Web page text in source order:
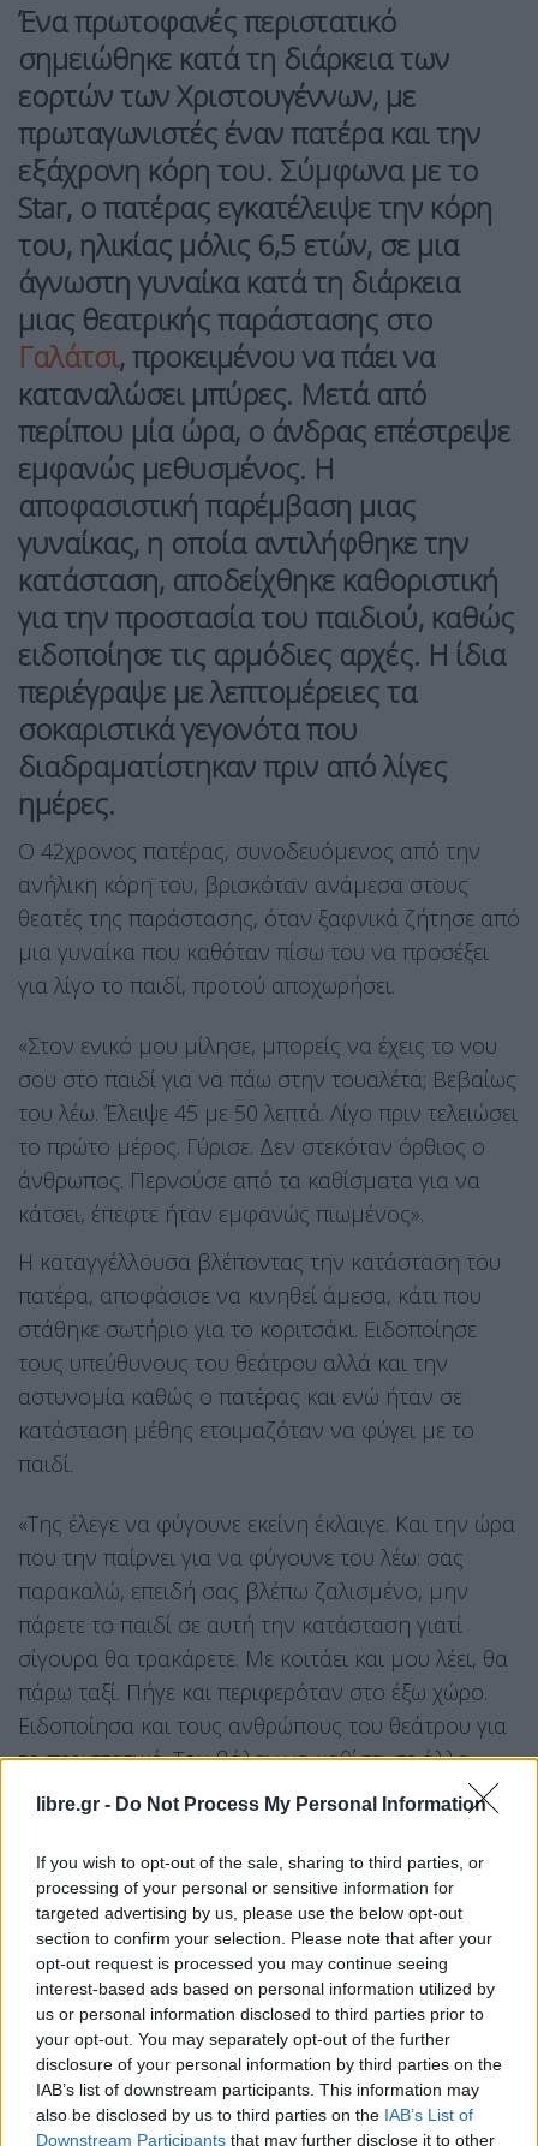
libre.gr - Do Not Process My Personal Information
If you wish to opt-out of the sale, sharing to third parties, or
processing of your personal or sensitive information for
targeted advertising by us, please use the below opt-out
section to confirm your selection. Please note that after your
opt-out request is processed you may continue seeing
interest-based ads based on personal information utilized by
us or personal information disclosed to third parties prior to
your opt-out. You may separately opt-out of the further
disclosure of your personal information by third parties on the
IAB’s list of downstream participants. This information may
also be disclosed by us to third parties on the IAB’s List of
Downstream Participants that may further disclose it to other
Ένα πρωτοφανές περιστατικό
σημειώθηκε κατά τη διάρκεια των
εορτών των Χριστουγέννων, με
πρωταγωνιστές έναν πατέρα και την
εξάχρονη κόρη του. Σύμφωνα με το
Star, ο πατέρας εγκατέλειψε την κόρη
του, ηλικίας μόλις 6,5 ετών, σε μια
άγνωστη γυναίκα κατά τη διάρκεια
μιας θεατρικής παράστασης στο
Γαλάτσι, προκειμένου να πάει να
καταναλώσει μπύρες. Μετά από
περίπου μία ώρα, ο άνδρας επέστρεψε
εμφανώς μεθυσμένος. Η
αποφασιστική παρέμβαση μιας
γυναίκας, η οποία αντιλήφθηκε την
κατάσταση, αποδείχθηκε καθοριστική
για την προστασία του παιδιού, καθώς
ειδοποίησε τις αρμόδιες αρχές. Η ίδια
περιέγραψε με λεπτομέρειες τα
σοκαριστικά γεγονότα που
διαδραματίστηκαν πριν από λίγες
ημέρες.
Ο 42χρονος πατέρας, συνοδευόμενος από την
ανήλικη κόρη του, βρισκόταν ανάμεσα στους
θεατές της παράστασης, όταν ξαφνικά ζήτησε από
μια γυναίκα που καθόταν πίσω του να προσέξει
για λίγο το παιδί, προτού αποχωρήσει.
«Στον ενικό μου μίλησε, μπορείς να έχεις το νου
σου στο παιδί για να πάω στην τουαλέτα; Βεβαίως
του λέω. Έλειψε 45 με 50 λεπτά. Λίγο πριν τελειώσει
το πρώτο μέρος. Γύρισε. Δεν στεκόταν όρθιος ο
άνθρωπος. Περνούσε από τα καθίσματα για να
κάτσει, έπεφτε ήταν εμφανώς πιωμένος».
Η καταγγέλλουσα βλέποντας την κατάσταση του
πατέρα, αποφάσισε να κινηθεί άμεσα, κάτι που
στάθηκε σωτήριο για το κοριτσάκι. Ειδοποίησε
τους υπεύθυνους του θεάτρου αλλά και την
αστυνομία καθώς ο πατέρας και ενώ ήταν σε
κατάσταση μέθης ετοιμαζόταν να φύγει με το
παιδί.
«Της έλεγε να φύγουνε εκείνη έκλαιγε. Και την ώρα
που την παίρνει για να φύγουνε του λέω: σας
παρακαλώ, επειδή σας βλέπω ζαλισμένο, μην
πάρετε το παιδί σε αυτή την κατάσταση γιατί
σίγουρα θα τρακάρετε. Με κοιτάει και μου λέει, θα
πάρω ταξί. Πήγε και περιφερόταν στο έξω χώρο.
Ειδοποίησα και τους ανθρώπους του θεάτρου για
το περιστατικό. Τον βάλαν να καθίσει σε άλλα
καθίσματα μπροστά. Από πίσω κάθισε κάποιος
Δεν θα μπορούσα εγώ να κοιμηθώ ήσυχη αν
ήξερα ότι υπήρχε περίπτωση να σκοτωθεί ένα
παιδί στα χέρια του ή να σκοτώσει και άλλους
ανθρώπους αυτός ο άνθρωπος».
Η μητέρα του κοριτσιού δεν πίστευε στα αυτιά της
όταν ειδοποιήθηκε για να πάει στο Αστυνομικό
Τμήμα Γαλατσίου. Με τον πατέρα της κόρης της
έχουν χωρίσει και εκείνος την είχε για τις γιορτές.